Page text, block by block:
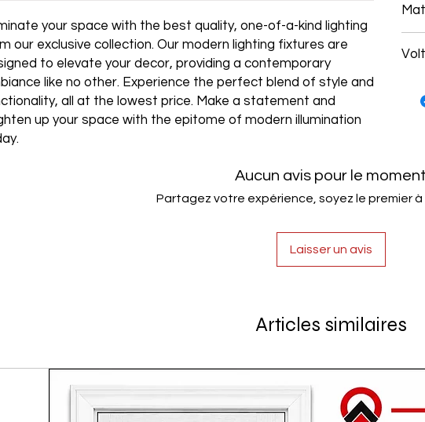
your space with the best quality, one-of-a-kind lighting
our exclusive collection. Our modern lighting fixtures are
to elevate your decor, providing a contemporary
like no other. Experience the perfect blend of style and
all at the lowest price. Make a statement and
up your space with the epitome of modern illumination
Aucun avis pour le moment
Partagez votre expérience, soyez le premier à
Laisser un avis
Articles similaires